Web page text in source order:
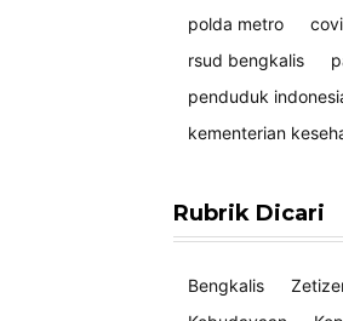
polda metro
rsud bengkalis
penduduk
kementerian
Rubrik Dicari
Bengkalis